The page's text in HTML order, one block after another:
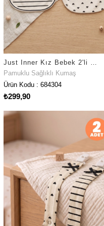
Just Inner Kız Bebek 2'li Pamuklu Önlük Kalpli Çizgili Çıtçıtlı Çift Katlı Cilt Dostu (684304)
Pamuklu Sağlıklı Kumaş
Ürün Kodu : 684304
₺299,90